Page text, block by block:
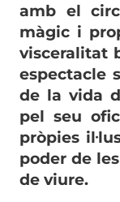
amb el
màgic i
visceralitat
espectacle
de la vida
pel seu
pròpies
poder de
de viure.